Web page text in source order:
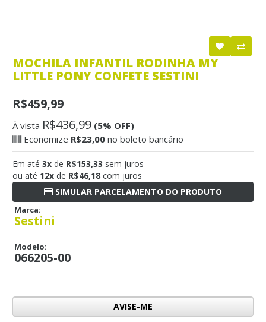
MOCHILA INFANTIL RODINHA MY
LITTLE PONY CONFETE SESTINI
R$459,99
À vista R$436,99 (5% OFF)
Economize R$23,00 no boleto bancário
Em até 3x de R$153,33 sem juros
ou até 12x de R$46,18 com juros
SIMULAR PARCELAMENTO DO PRODUTO
Marca:
Sestini
Modelo:
066205-00
AVISE-ME